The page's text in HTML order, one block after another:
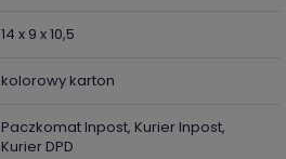
14 x 9 x 10,5
kolorowy karton
Paczkomat Inpost, Kurier Inpost,
Kurier DPD